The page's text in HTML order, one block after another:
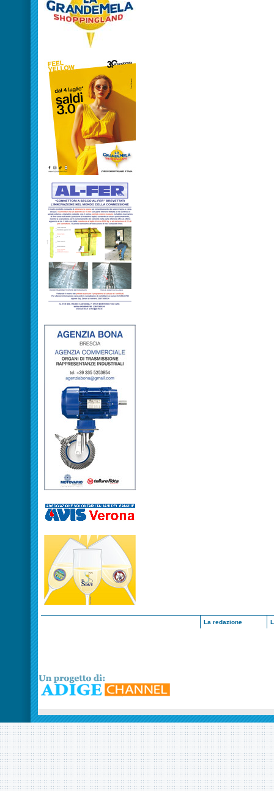
La redazione